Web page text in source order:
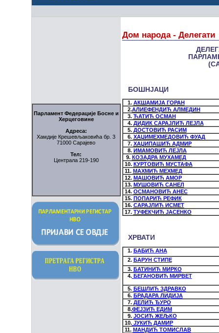
Парламент Федерације Босне и
Херцеговине
Адреса:
Хамдије Крешевљаковића бр. 3
71000 Сарајево
Тел:
Централа 219-190
Дом народа - Делегати
1. АКШАМИЈА ГОРАН
2.АЛИЕФЕНДИЋ АЛМЕДИН
3. ЋАТИЋ ОСМАН
4. ДИДИК САРАЈЛИЋ ЛЕЈЛА
5. ДОСТОВИЋ РАСИМ
6. ХАЏИМЕХМЕДОВИЋ ФУАД
7. ХАЏИПАШИЋ АДМИР
8. ИМАМОВИЋ ЛЕЈЛА
9. КОЗАДРА МУХАМЕД
10. КУРТОВИЋ МУСТАФА
11. МАХМИЋ МЕХМЕД
12. МАШОВИЋ АМОР
13. МУШОВИЋ САНЕЛ
14. ОСМАНОВИЋ АНЕС
15. ПОПАРИЋ РЕФИК
16. САРАЈЛИЋ ИСМЕТ
17. ТУФЕКЧИЋ ЈАСЕНКО
1. БАБИЋ АНА
2. БАРУН СТИПЕ
3. БАТИНИЋ МИРКО
4.БЕГАНОВИЋ МИРВЕТ
5. БЕШЛИЋ ЗДРАВКО
6. БРАДАРА ЛИДИЈА
7. ДЕЛИЋ ЂУРО
8.ФЕЈЗИЋ ЕДИМ
9. ЈОСИЋ ЖЕЉКО
10.ЈУКИЋ ДАМИР
11. МАНДИЋ ТОМИСЛАВ